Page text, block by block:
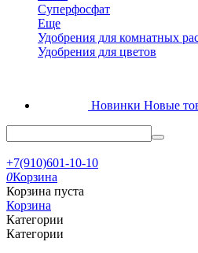
Суперфосфат
Еще
Удобрения для комнатных
Удобрения для цветов
Новинки Новые
+7(910)601-10-10
0Корзина
Корзина пуста
Корзина
Категории
Категории